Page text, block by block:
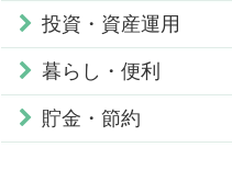
投資・資産運用
暮らし・便利
貯金・節約